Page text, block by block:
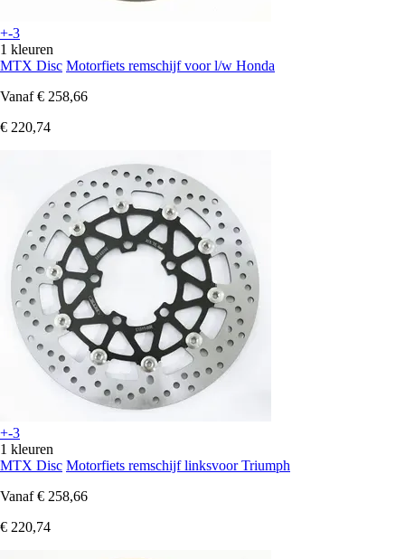
+-3
1 kleuren
MTX Disc Motorfiets remschijf voor l/w Honda
Vanaf € 258,66
€ 220,74
+-3
1 kleuren
MTX Disc Motorfiets remschijf linksvoor Triumph
Vanaf € 258,66
€ 220,74